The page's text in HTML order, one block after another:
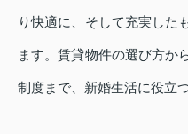
り快適に、そして充実した
ます。賃貸物件の選び方か
制度まで、新婚生活に役立